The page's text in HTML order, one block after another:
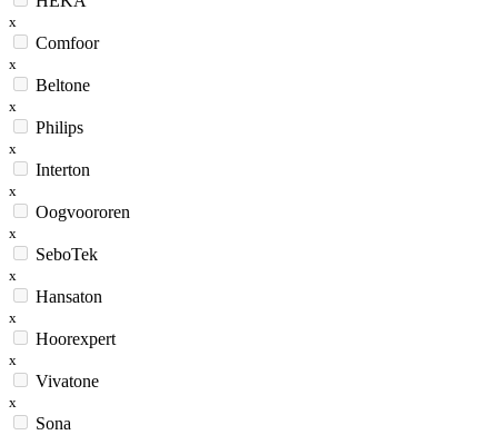
x
Comfoor
x
Beltone
x
Philips
x
Interton
x
Oogvoororen
x
SeboTek
x
Hansaton
x
Hoorexpert
x
Vivatone
x
Sona